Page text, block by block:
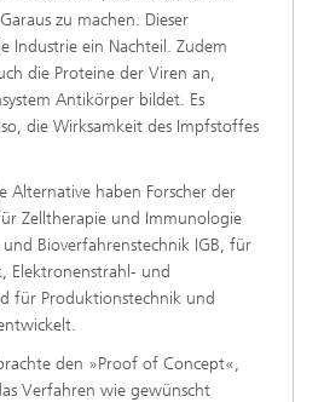
zu machen. Dieser
Industrie ein Nachteil. Zudem
die Proteine der Viren an,
Antikörper bildet. Es
die Wirksamkeit des Impfstoffes
Alternative haben Forscher der
Zelltherapie und Immunologie
Bioverfahrenstechnik IGB, für
Elektronenstrahl- und
für Produktionstechnik und
den »Proof of Concept«,
Verfahren wie gewünscht